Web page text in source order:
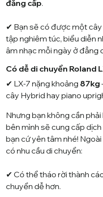
đẳng cấp.
✔ Bạn sẽ có được một
tập nghiêm túc, biểu diễn
âm nhạc mỗi ngày ở đẳng
Có dễ di chuyển Roland
✔ LX-7 nặng khoảng 87kg
cây Hybrid hay piano
Nhưng bạn không cần
bên mình sẽ cung cấp
bạn cứ yên tâm nhé!
có nhu cầu di chuyển:
✔ Có thể tháo rời thành
chuyển dễ hơn.